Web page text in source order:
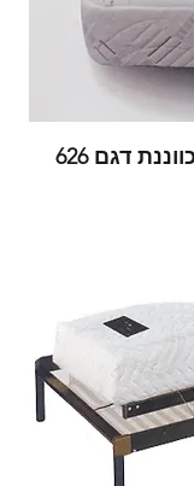
דגם 626